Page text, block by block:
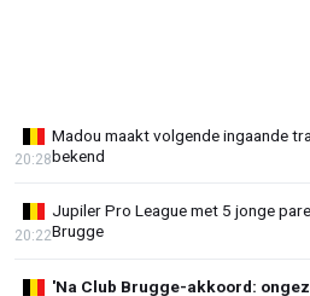
Madou maakt volgende ingaande
bekend
20:28
Jupiler Pro League met 5 jonge
Brugge
20:22
'Na Club Brugge-akkoord: